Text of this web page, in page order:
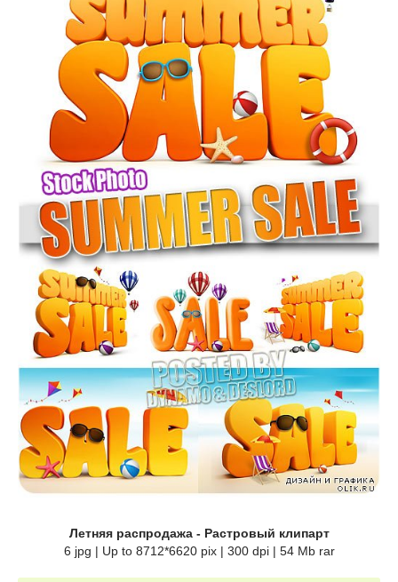
Летняя распродажа - Растровый клипарт
6 jpg | Up to 8712*6620 pix | 300 dpi | 54 Mb rar